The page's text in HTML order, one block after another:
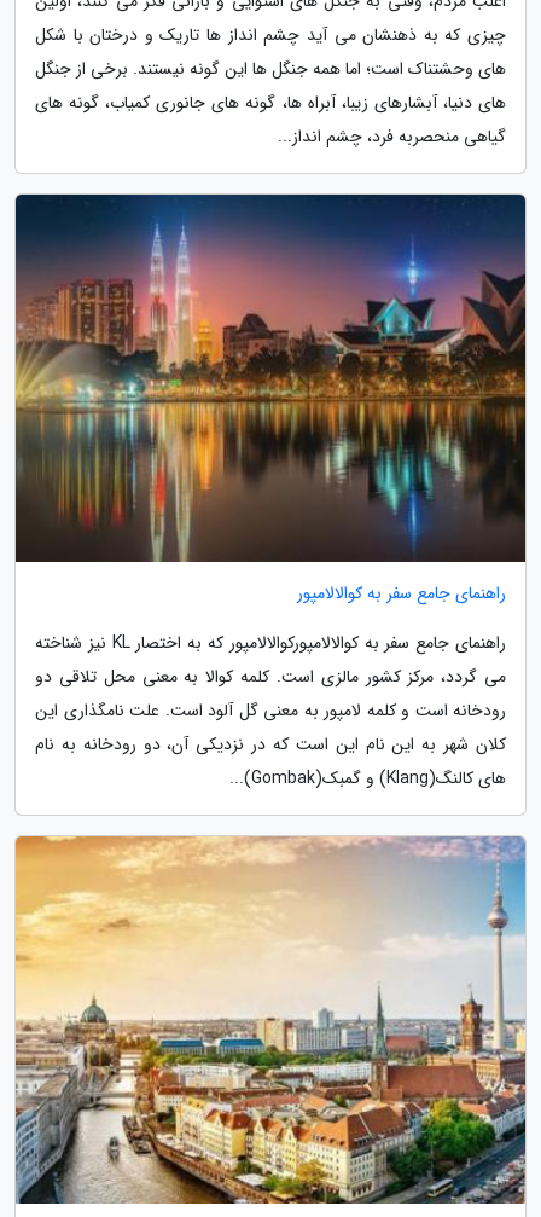
چیزی که به ذهنشان می آید چشم انداز ها تاریک و درختان با شکل
های وحشتناک است؛ اما همه جنگل ها این گونه نیستند. برخی از جنگل
های دنیا، آبشارهای زیبا، آبراه ها، گونه های جانوری کمیاب، گونه های
گیاهی منحصربه فرد، چشم انداز...
راهنمای جامع سفر به کوالالامپور
راهنمای جامع سفر به کوالالامپورکوالالامپور که به اختصار KL نیز شناخته
می گردد، مرکز کشور مالزی است. کلمه کوالا به معنی محل تلاقی دو
رودخانه است و کلمه لامپور به معنی گل آلود است. علت نامگذاری این
کلان شهر به این نام این است که در نزدیکی آن، دو رودخانه به نام
های کالنگ(Klang) و گمبک(Gombak)...